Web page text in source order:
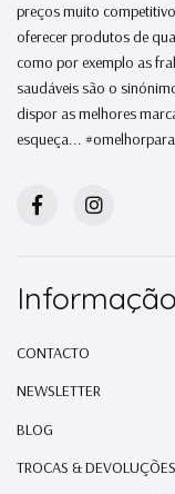
preços muito
oferecer produtos de
como por exemplo as
saudáveis são o
dispor as melhores
esqueça...
Informação
CONTACTO
NEWSLETTER
BLOG
TROCAS & DEVOLUÇÕES